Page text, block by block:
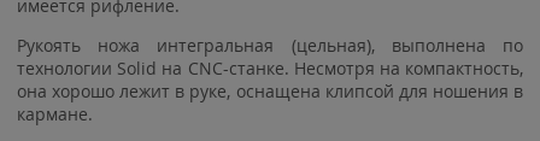
имеется рифление.
Рукоять ножа интегральная (цельная), выполнена по
технологии Solid на CNC-станке. Несмотря на компактность,
она хорошо лежит в руке, оснащена клипсой для ношения в
кармане.